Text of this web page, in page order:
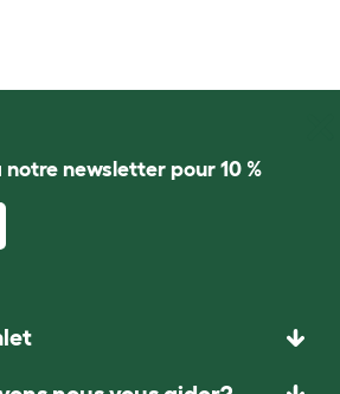
notre newsletter pour 10 %